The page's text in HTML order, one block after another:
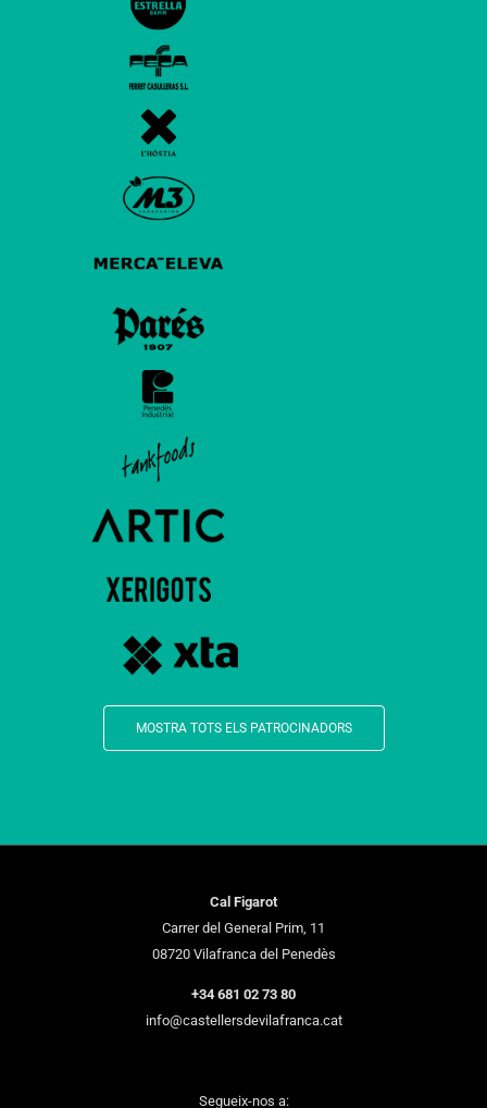
MOSTRA TOTS ELS PATROCINADORS
Cal Figarot
Carrer del General Prim, 11
08720 Vilafranca del Penedès
+34 681 02 73 80
info@castellersdevilafranca.cat
Segueix-nos a: